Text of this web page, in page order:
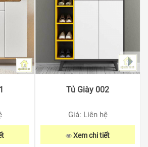
Tủ Giày 002
Giá: Liên hệ
Xem chi tiết
next